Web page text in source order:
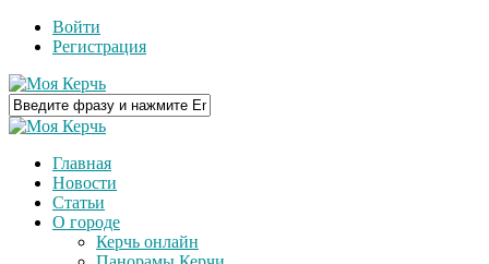
Войти
Регистрация
Главная
Новости
Статьи
О городе
Керчь онлайн